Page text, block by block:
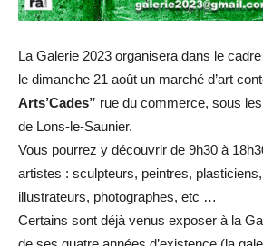
La Galerie 2023 organisera dans le cadre
le dimanche 21 août un marché d’art
Arts’Cades” rue du commerce, sous
de Lons-le-Saunier.
Vous pourrez y découvrir de 9h30 à
artistes : sculpteurs, peintres,
illustrateurs, photographes, etc …
Certains sont déjà venus exposer à la